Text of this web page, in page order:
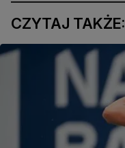
CZYTAJ TAKŻE: